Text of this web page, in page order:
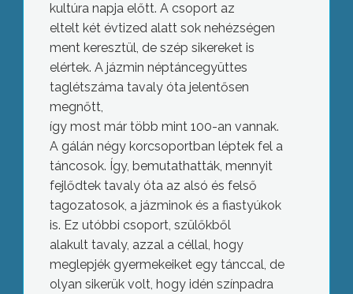
kultúra napja előtt. A csoport az
eltelt két évtized alatt sok nehézségen
ment keresztül, de szép sikereket is
elértek. A jázmin néptáncegyüttes
taglétszáma tavaly óta jelentősen
megnőtt,
így most már több mint 100-an vannak.
A gálán négy korcsoportban léptek fel a
táncosok. Így, bemutathatták, mennyit
fejlődtek tavaly óta az alsó és felső
tagozatosok, a jázminok és a fiastyúkok
is. Ez utóbbi csoport, szülőkből
alakult tavaly, azzal a céllal, hogy
meglepjék gyermekeiket egy tánccal, de
olyan sikerük volt, hogy idén színpadra